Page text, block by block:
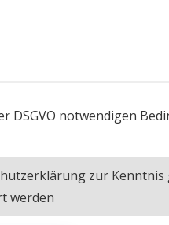
DSGVO notwendigen
zur
werden